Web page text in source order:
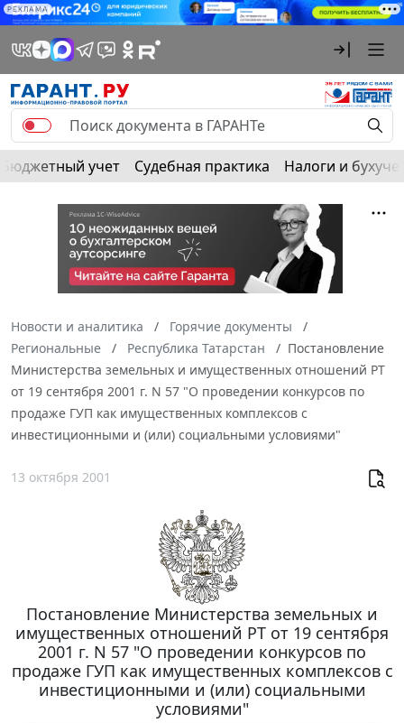
РЕКЛАМА
Бюджетный учет Судебная практика Налоги и
Новости и аналитика
Горячие документы
Региональные
Республика Татарстан
Постановление
Министерства земельных и имущественных отношений РТ
от 19 сентября 2001 г. N 57 "О проведении конкурсов по
продаже ГУП как имущественных комплексов с
инвестиционными и (или) социальными условиями"
13 октября 2001
Постановление Министерства земельных и
имущественных отношений РТ от 19 сентября
2001 г. N 57 "О проведении конкурсов по
продаже ГУП как имущественных комплексов с
инвестиционными и (или) социальными
условиями"